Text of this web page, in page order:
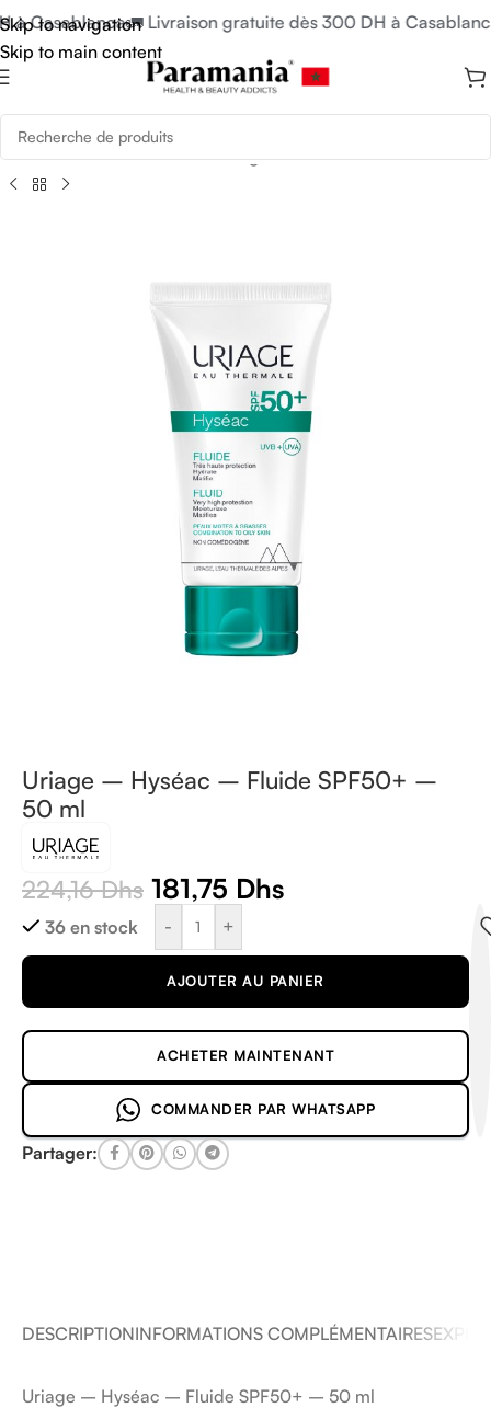
Skip to navigation
Skip to main content
Casablanca🚛 Livraison gratuite dès 300 DH à Casablanca
Soleil/Crèmes Solaires Visage/Crèmes Solaires Anti-Acné
Uriage – Hyséac – Fluide SPF50+ –
50 ml
224,16Dhs 181,75 Dhs
36 en stock - +
AJOUTER AU PANIER
ACHETER MAINTENANT
COMMANDER PAR WHATSAPP
Partager:
DESCRIPTIONINFORMATIONS COMPLÉMENTAIRES
Uriage – Hyséac – Fluide SPF50+ – 50 ml